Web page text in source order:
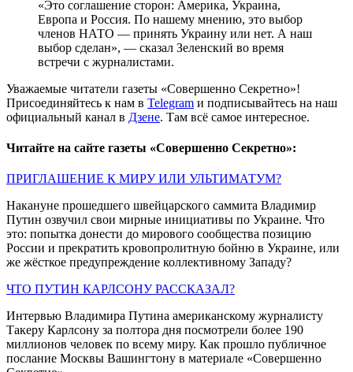
«Это соглашение сторон: Америка, Украина,
Европа и Россия. По нашему мнению, это выбор
членов НАТО — принять Украину или нет. А наш
выбор сделан», — сказал Зеленский во время
встречи с журналистами.
Уважаемые читатели газеты «Совершенно Секретно»!
Присоединяйтесь к нам в Telegram и подписывайтесь на наш
официальный канал в Дзене. Там всё самое интересное.
Читайте на сайте газеты «Совершенно Секретно»:
ПРИГЛАШЕНИЕ К МИРУ ИЛИ УЛЬТИМАТУМ?
Накануне прошедшего швейцарского саммита Владимир
Путин озвучил свои мирные инициативы по Украине. Что
это: попытка донести до мирового сообщества позицию
России и прекратить кровопролитную бойню в Украине, или
же жёсткое предупреждение коллективному Западу?
ЧТО ПУТИН КАРЛСОНУ РАССКАЗАЛ?
Интервью Владимира Путина американскому журналисту
Такеру Карлсону за полтора дня посмотрели более 190
миллионов человек по всему миру. Как прошло публичное
послание Москвы Вашингтону в материале «Совершенно